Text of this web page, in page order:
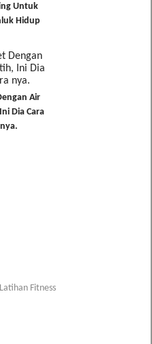
Untuk
Hidup
Air
Dia Cara
nya.
Fitness